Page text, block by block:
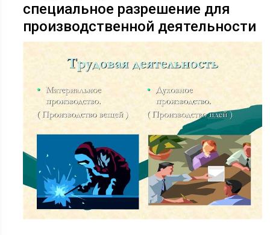
специальное разрешение для
производственной деятельности